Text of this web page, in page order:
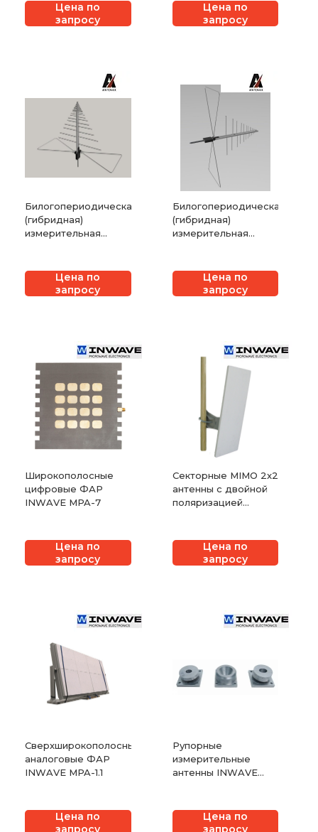
Цена по
запросу
Цена по
запросу
Билогопериодическая
(гибридная)
измерительная
Цена по
запросу
Билогопериодическая
(гибридная)
измерительная
Цена по
запросу
Широкополосные
цифровые ФАР
INWAVE MPA-7
Цена по
запросу
Секторные MIMO 2x2
антенны с двойной
поляризацией
Цена по
запросу
Сверхширокополосные
аналоговые ФАР
INWAVE MPA-1.1
Цена по
запросу
Рупорные
измерительные
антенны INWAVE
Цена по
запросу